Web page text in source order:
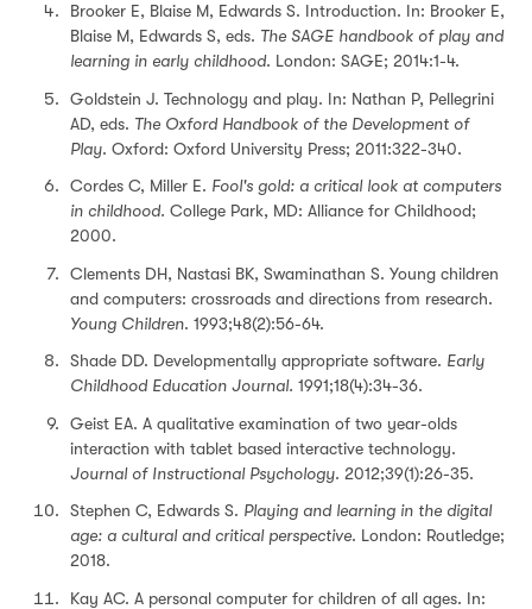
Brooker E, Blaise M, Edwards S. Introduction. In: Brooker E,
Blaise M, Edwards S, eds. The SAGE handbook of play and
learning in early childhood. London: SAGE; 2014:1-4.
Goldstein J. Technology and play. In: Nathan P, Pellegrini
AD, eds. The Oxford Handbook of the Development of
Play. Oxford: Oxford University Press; 2011:322-340.
Cordes C, Miller E. Fool's gold: a critical look at computers
in childhood. College Park, MD: Alliance for Childhood;
2000.
Clements DH, Nastasi BK, Swaminathan S. Young children
and computers: crossroads and directions from research.
Young Children. 1993;48(2):56-64.
Shade DD. Developmentally appropriate software. Early
Childhood Education Journal. 1991;18(4):34-36.
Geist EA. A qualitative examination of two year-olds
interaction with tablet based interactive technology.
Journal of Instructional Psychology. 2012;39(1):26-35.
Stephen C, Edwards S. Playing and learning in the digital
age: a cultural and critical perspective. London: Routledge;
2018.
Kay AC. A personal computer for children of all ages. In: